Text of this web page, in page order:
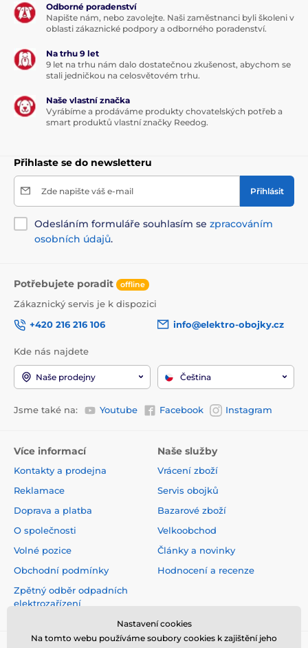
Analytické složky:
Hrubý protein 31,0 %, hrubý tuk 5,0 %, vlhkost 17,0 %,
hrubý popel 7,0 %, hrubá vláknina 1,5 %, vápník 1,0 %,
%, omega-6 mastné kyseliny 0,7 %.
Nutriční doplňkové látky na 1 kg:Vitamin C (3a312) 35
Dávkování:
Hmotnost psa (kg) Denní dávka (ks)
20 kg 15 ks
25 kg
> 30 kg
Technické specifikace se mohou změnit bez
Odborné poradenství
Napište nám, nebo zavolejte. Naši zaměstnanci byli školeni v
oblasti zákaznické podpory a odborného poradenství.
Na trhu 9 let
9 let na trhu nám dalo dostatečnou zkušenost, abychom se
stali jedničkou na celosvětovém trhu.
Naše vlastní značka
Vyrábíme a prodáváme produkty chovatelských potřeb a
smart produktů vlastní značky Reedog.
Přihlaste se do newsletteru
Zde napište váš e-mail Přihlásit
Odesláním formuláře souhlasím se zpracováním
osobních údajů.
Potřebujete poradit offline
Zákaznický servis je k dispozici
+420 216 216 106
info@elektro-obojky.cz
Kde nás najdete
Naše prodejny Čeština
Jsme také na: Youtube Facebook Instagram
Více informací
Kontakty a prodejna
Reklamace
Doprava a platba
O společnosti
Volné pozice
Obchodní podmínky
Zpětný odběr odpadních
elektrozařízení
Naše služby
Vrácení zboží
Servis obojků
Bazarové zboží
Velkoobchod
Články a novinky
Hodnocení a recenze
Nastavení cookies
Na tomto webu používáme soubory cookies k zajištění jeho